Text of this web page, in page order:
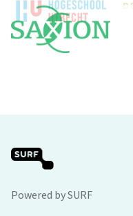
Powered by SURF